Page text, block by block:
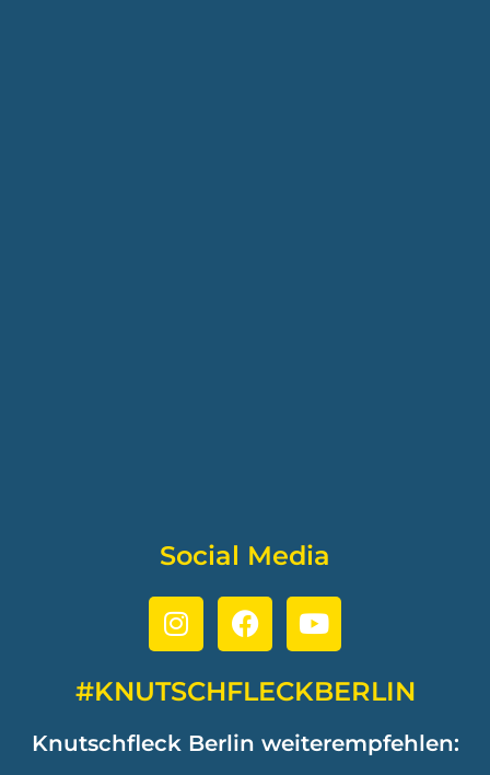
Social Media
#KNUTSCHFLECKBERLIN
Knutschfleck Berlin weiterempfehlen: